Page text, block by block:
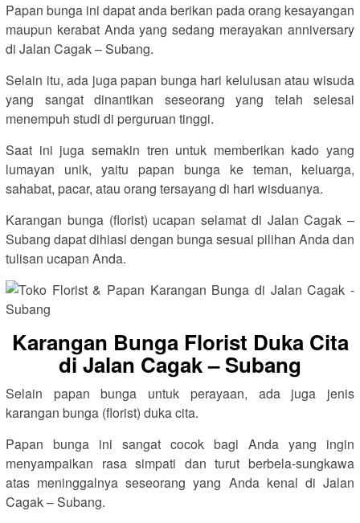
Papan bunga ini dapat anda berikan pada orang kesayangan
maupun kerabat Anda yang sedang merayakan anniversary
di Jalan Cagak – Subang.
Selain itu, ada juga papan bunga hari kelulusan atau wisuda
yang sangat dinantikan seseorang yang telah selesai
menempuh studi di perguruan tinggi.
Saat ini juga semakin tren untuk memberikan kado yang
lumayan unik, yaitu papan bunga ke teman, keluarga,
sahabat, pacar, atau orang tersayang di hari wisduanya.
Karangan bunga (florist) ucapan selamat di Jalan Cagak –
Subang dapat dihiasi dengan bunga sesuai pilihan Anda dan
tulisan ucapan Anda.
Karangan Bunga Florist Duka Cita
di Jalan Cagak – Subang
Selain papan bunga untuk perayaan, ada juga jenis
karangan bunga (florist) duka cita.
Papan bunga ini sangat cocok bagi Anda yang ingin
menyampaikan rasa simpati dan turut berbela-sungkawa
atas meninggalnya seseorang yang Anda kenal di Jalan
Cagak – Subang.